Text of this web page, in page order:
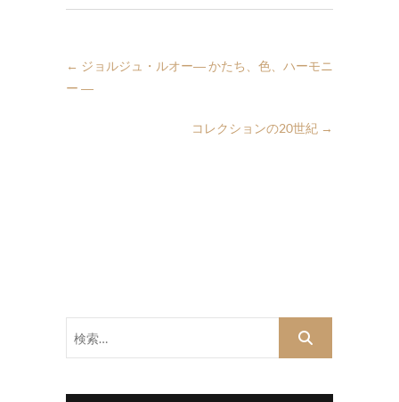
← ジョルジュ・ルオー― かたち、色、ハーモニ
ー ―
コレクションの20世紀 →